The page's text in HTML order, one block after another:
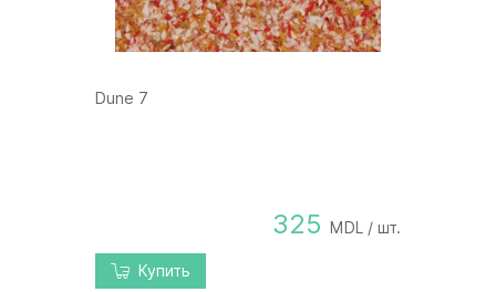
Dune 7
325 MDL / шт.
Купить